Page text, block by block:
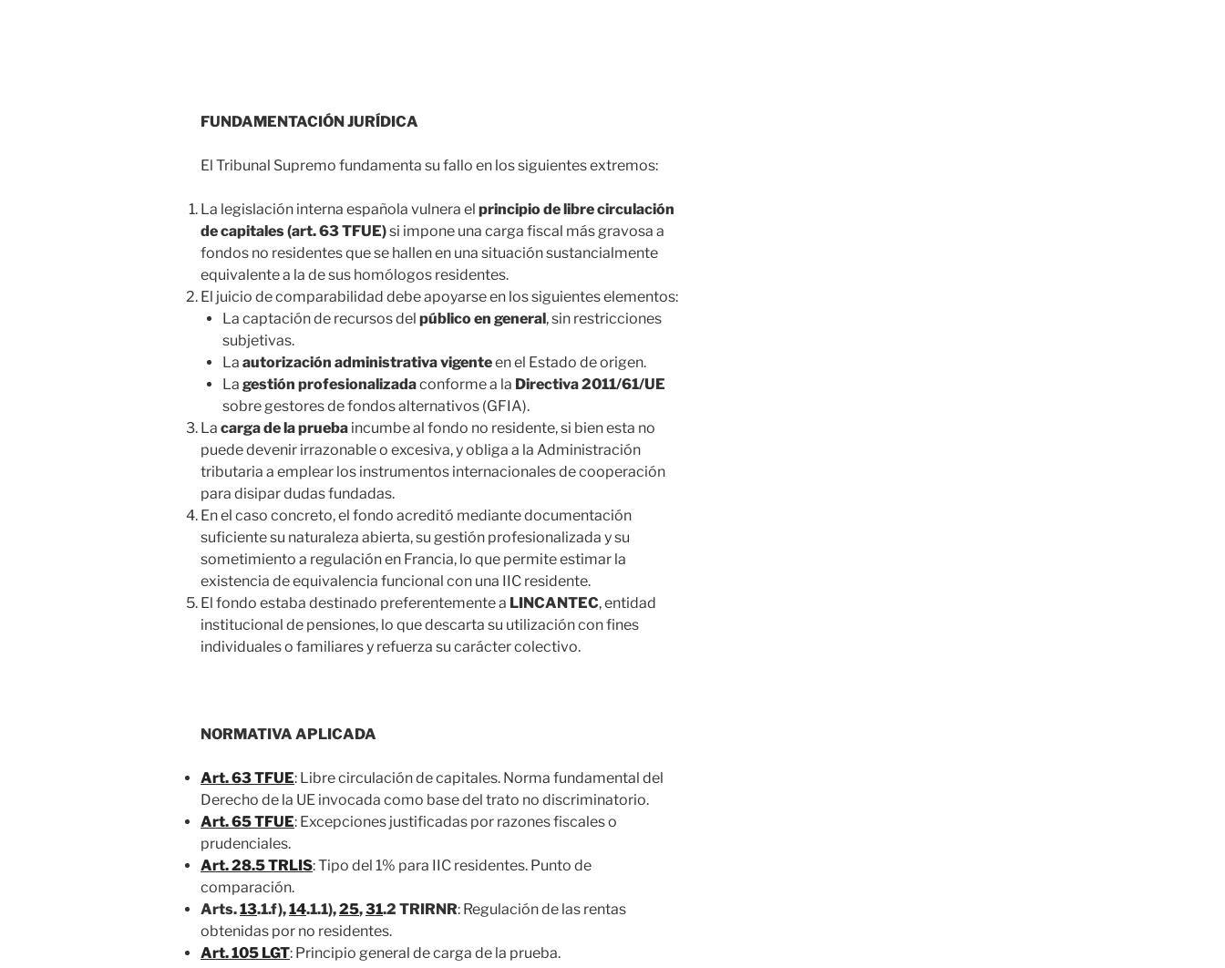
FUNDAMENTACIÓN JURÍDICA
El Tribunal Supremo fundamenta su fallo en los siguientes extremos:
La legislación interna española vulnera el principio de libre circulación
de capitales (art. 63 TFUE)si impone una carga fiscal más gravosa a
fondos no residentes que se hallen en una situación sustancialmente
equivalente a la de sus homólogos residentes.
El juicio de comparabilidad debe apoyarse en los siguientes elementos:
La captación de recursos del público en general, sin restricciones
subjetivas.
La autorización administrativa vigenteen el Estado de origen.
La gestión profesionalizadaconforme a la Directiva 2011/61/UE
sobre gestores de fondos alternativos (GFIA).
La carga de la prueba incumbe al fondo no residente, si bien esta no
puede devenir irrazonable o excesiva, y obliga a la Administración
tributaria a emplear los instrumentos internacionales de cooperación
para disipar dudas fundadas.
En el caso concreto, el fondo acreditó mediante documentación
suficiente su naturaleza abierta, su gestión profesionalizada y su
sometimiento a regulación en Francia, lo que permite estimar la
existencia de equivalencia funcional con una IIC residente.
El fondo estaba destinado preferentemente a LINCANTEC, entidad
institucional de pensiones, lo que descarta su utilización con fines
individuales o familiares y refuerza su carácter colectivo.
NORMATIVA APLICADA
Art. 63 TFUE: Libre circulación de capitales. Norma fundamental del
Derecho de la UE invocada como base del trato no discriminatorio.
Art. 65 TFUE: Excepciones justificadas por razones fiscales o
prudenciales.
Art. 28.5 TRLIS: Tipo del 1% para IIC residentes. Punto de
comparación.
Arts.13.1.f),14.1.1),25,31.2 TRIRNR: Regulación de las rentas
obtenidas por no residentes.
Art. 105 LGT: Principio general de carga de la prueba.